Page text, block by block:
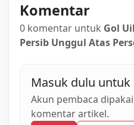
Komentar
0 komentar untuk Gol
Persib Unggul Atas
Masuk dulu
Akun pembaca
komentar artikel.